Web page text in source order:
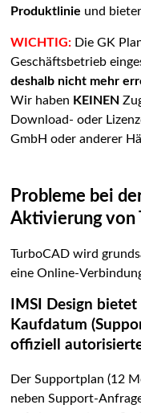
Produktlinie und
WICHTIG: Die GK
Geschäftsbetrieb
deshalb nicht mehr
Wir haben KEINEN
Download- oder
GmbH oder anderer
Probleme bei
Aktivierung von
TurboCAD wird
eine Online-
IMSI Design
Kaufdatum
offiziell
Der Supportplan (12
neben Support-